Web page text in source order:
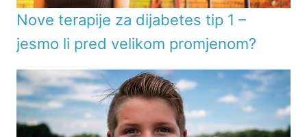
Nove terapije za dijabetes tip 1 –
jesmo li pred velikom promjenom?